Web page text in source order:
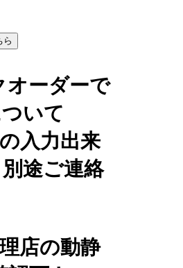
オーダーで
いて
入力出来
途ご連絡
店の動静